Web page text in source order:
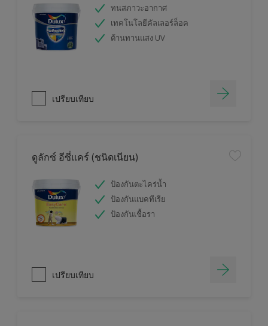
ทนสภาวะอากาศ
เทคโนโลยีคัลเลอร์ล็อค
ต้านทานแสง UV
เปรียบเทียบ
ดูลักซ์ อีซี่แคร์ (ชนิดเนียน)
ป้องกันตะไคร่น้ำ
ป้องกันแบคทีเรีย
ป้องกันเชื้อรา
เปรียบเทียบ